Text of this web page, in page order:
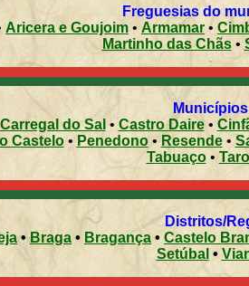
Freguesias do
Aricera e Goujoim • Armamar •
Martinho das Chãs•
Carregal do Sal • Castro Daire•
Castelo• Penedono•Resende•
Tabuaço•
•Braga • Bragança • Castelo
Setúbal •